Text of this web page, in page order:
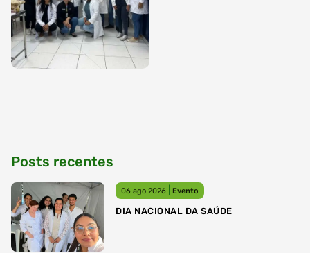
Posts recentes
06 ago 2026 Evento
DIA NACIONAL DA SAÚDE